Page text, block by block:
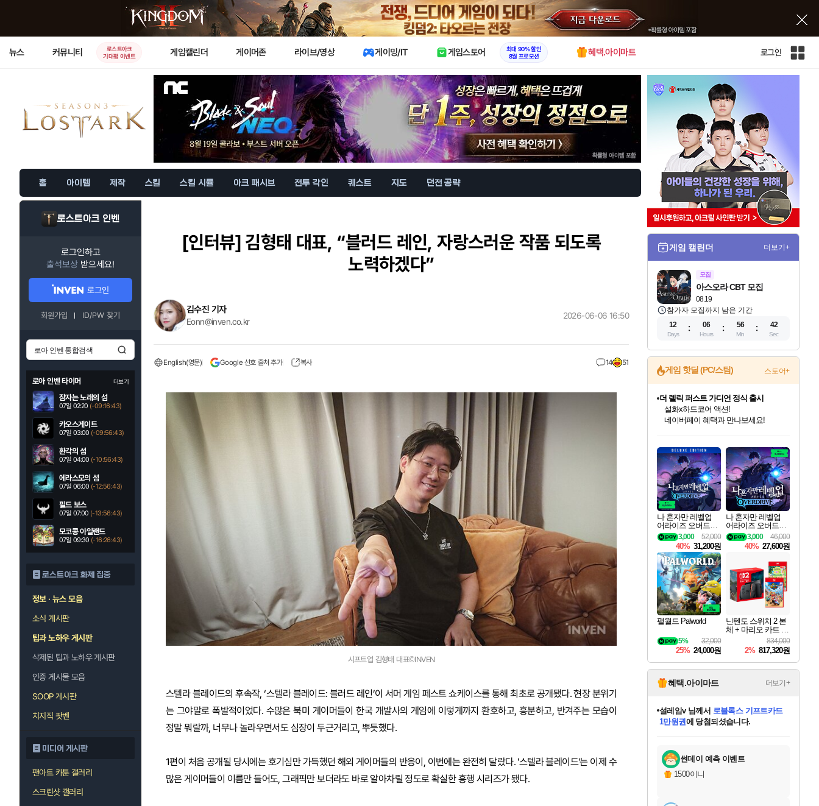
X
뉴스 커뮤니티
로스트아크
기대평 이벤트
게임캘린더 게이머존 라이브/영상 게이밍/IT 게임스토어
최대 90% 할인
8월 프로모션
혜택.아이마트 로그인
인
홈 아이템 제작 스킬 스킬 시뮬 아크 패시브 전투 각인 퀘스트 지도 던전 공략
로스트아크 인벤
로그인하고
출석보상 받으세요!
로그인
회원가입 ID/PW 찾기
로아 인벤 타이머 더보기
잠자는 노래의 섬
07일 02:20 (-09:16:42)
카오스게이트
07일 03:00 (-09:56:42)
환각의 섬
07일 04:00 (-10:56:42)
에라스모의 섬
07일 06:00 (-12:56:42)
필드 보스
07일 07:00 (-13:56:42)
모코콩 아일랜드
07일 09:30 (-16:26:42)
로스트아크 화제 집중
정보 · 뉴스 모음
소식 게시판
팁과 노하우 게시판
삭제된 팁과 노하우 게시판
인증 게시물 모음
SOOP 게시판
치지직 팟벤
미디어 게시판
팬아트 카툰 갤러리
스크린샷 갤러리
[인터뷰] 김형태 대표, “블러드 레인, 자랑스러운 작품 되도록
노력하겠다”
김수진 기자
Eonn@inven.co.kr
English(영문) Google 선호 출처 추가 복사 14 51
2026-06-06 16:50
시프트업 김형태 대표©INVEN
스텔라 블레이드의 후속작, ‘스텔라 블레이드: 블러드 레인’이 서머 게임 페스트 쇼케이스를 통해 최초로 공개됐다. 현장 분위기
는 그야말로 폭발적이었다. 수많은 북미 게이머들이 한국 개발사의 게임에 이렇게까지 환호하고, 흥분하고, 반겨주는 모습이
정말 뭐랄까, 너무나 놀라우면서도 심장이 두근거리고, 뿌듯했다.
1편이 처음 공개될 당시에는 호기심만 가득했던 해외 게이머들의 반응이, 이번에는 완전히 달랐다. '스텔라 블레이드'는 이제 수
많은 게이머들이 이름만 들어도, 그래픽만 보더라도 바로 알아차릴 정도로 확실한 흥행 시리즈가 됐다.
게임 캘린더 더보기+
모집
08.19
아스오라 CBT 모집
참가자 모집까지 남은 기간
12
Days
06
Hours
56
Min
40
Sec
게임 핫딜 (PC/스팀) 스토어+
최대 90% 할인가를 만나보세요!
네이버혜택과 함께 만나보세요!
50%할인&추가 적립까지!
이니&베니 혜택까지!
네이버 혜택가와 함께 예약하세요!
할인&네이버혜택으로 만나보세요!
더 렐릭 퍼스트 가디언 정식 출시
설화x하드코어 액션!
네이버페이 혜택과 만나보세요!
40주년 프로모션으로 만나보세요!
네이버 포인트 혜택까지!
할인가에 만나보세요!
일부 에디션 상시 할인!
혜택으로 예약 판매 중
편안하게 충전하세요
나 혼자만 레벨업
어라이즈 오버드라
이브 디럭스 에디션
Solo Leveling Arise
Overdrive Deluxe Edi
tion
52,000
3,000
40% 31,200원
나 혼자만 레벨업
어라이즈 오버드라
이브 Solo Leveling A
rise
46,000
3,000
40% 27,600원
팰월드 Palworld
32,000
5%
25% 24,000원
닌텐도 스위치 2 본
체 + 마리오 카트 월
드 + 포켓몬 포코피
아 번들
834,000
2% 817,320원
혜택.아이마트 더보기+
당첨되셨습니다.
당첨되셨습니다.
설레임v님께서 로블록스 기프트카드
1만원권에 당첨되셨습니다.
당첨되셨습니다.
당첨되셨습니다.
에디션 (스팀코드)를 교환.
당첨되셨습니다.
당첨되셨습니다.
당첨되셨습니다.
당첨되셨습니다.
썬데이 예측 이벤트
1500이니